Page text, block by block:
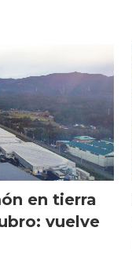
en tierra
vuelve